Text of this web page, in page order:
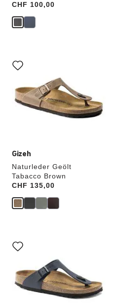
Price:
CHF 100,00
Gizeh
Naturleder Geölt
Tabacco Brown
Price:
CHF 135,00
Anklicken
der
werden
die
Produktbilder
Anklicken
der
werden
die
Produktbilder